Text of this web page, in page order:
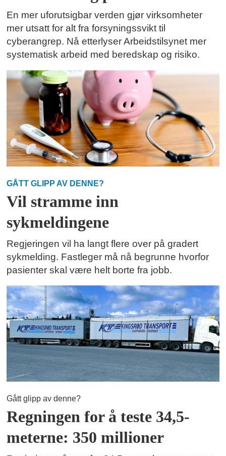
En mer uforutsigbar verden gjør virksomheter
mer utsatt for alt fra forsyningssvikt til
cyberangrep. Nå etterlyser Arbeidstilsynet mer
systematisk arbeid med beredskap og risiko.
GÅTT GLIPP AV DENNE?
Vil stramme inn
sykmeldingene
Regjeringen vil ha langt flere over på gradert
sykmelding. Fastleger må nå begrunne hvorfor
pasienter skal være helt borte fra jobb.
Gått glipp av denne?
Regningen for å teste 34,5-
meterne: 350 millioner